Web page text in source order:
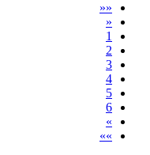
««
«
1
2
3
4
5
6
»
»»